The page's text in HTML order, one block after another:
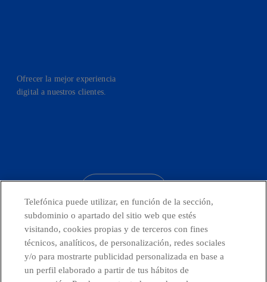
Ofrecer la mejor experiencia
digital a nuestros clientes.
Países y Unidades emergentes
Canal de Denuncias
Telefónica puede utilizar, en función de la sección,
subdominio o apartado del sitio web que estés
visitando, cookies propias y de terceros con fines
técnicos, analíticos, de personalización, redes sociales
y/o para mostrarte publicidad personalizada en base a
un perfil elaborado a partir de tus hábitos de